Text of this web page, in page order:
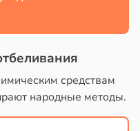
средствам
народные методы.